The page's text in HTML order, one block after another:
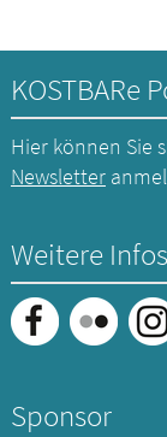
KOSTBARe
Hier können Sie
Newsletter
Weitere Infos
Sponsor